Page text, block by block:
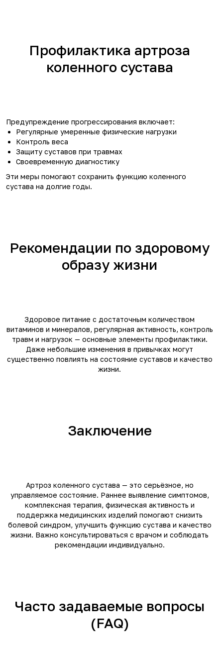
Профилактика артроза
коленного сустава
Предупреждение прогрессирования включает:
Регулярные умеренные физические нагрузки
Контроль веса
Защиту суставов при травмах
Своевременную диагностику
Эти меры помогают сохранить функцию коленного
сустава на долгие годы.
Рекомендации по здоровому
образу жизни
Здоровое питание с достаточным количеством
витаминов и минералов, регулярная активность, контроль
травм и нагрузок — основные элементы профилактики.
Даже небольшие изменения в привычках могут
существенно повлиять на состояние суставов и качество
жизни.
Заключение
Артроз коленного сустава — это серьёзное, но
управляемое состояние. Раннее выявление симптомов,
комплексная терапия, физическая активность и
поддержка медицинских изделий помогают снизить
болевой синдром, улучшить функцию сустава и качество
жизни. Важно консультироваться с врачом и соблюдать
рекомендации индивидуально.
Часто задаваемые вопросы
(FAQ)